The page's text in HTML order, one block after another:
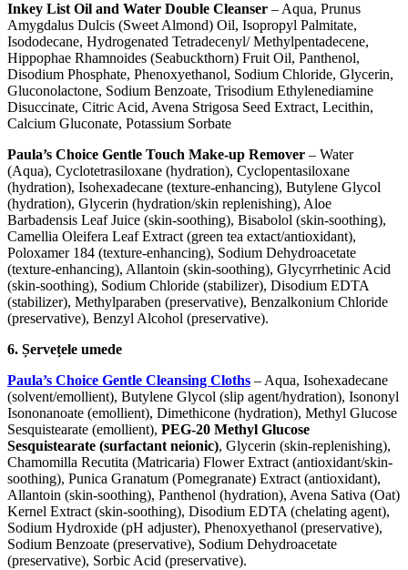
Inkey List Oil and Water Double Cleanser – Aqua, Prunus
Amygdalus Dulcis (Sweet Almond) Oil, Isopropyl Palmitate,
Isododecane, Hydrogenated Tetradecenyl/ Methylpentadecene,
Hippophae Rhamnoides (Seabuckthorn) Fruit Oil, Panthenol,
Disodium Phosphate, Phenoxyethanol, Sodium Chloride, Glycerin,
Gluconolactone, Sodium Benzoate, Trisodium Ethylenediamine
Disuccinate, Citric Acid, Avena Strigosa Seed Extract, Lecithin,
Calcium Gluconate, Potassium Sorbate
Paula’s Choice Gentle Touch Make-up Remover – Water
(Aqua), Cyclotetrasiloxane (hydration), Cyclopentasiloxane
(hydration), Isohexadecane (texture-enhancing), Butylene Glycol
(hydration), Glycerin (hydration/skin replenishing), Aloe
Barbadensis Leaf Juice (skin-soothing), Bisabolol (skin-soothing),
Camellia Oleifera Leaf Extract (green tea extact/antioxidant),
Poloxamer 184 (texture-enhancing), Sodium Dehydroacetate
(texture-enhancing), Allantoin (skin-soothing), Glycyrrhetinic Acid
(skin-soothing), Sodium Chloride (stabilizer), Disodium EDTA
(stabilizer), Methylparaben (preservative), Benzalkonium Chloride
(preservative), Benzyl Alcohol (preservative).
6. Șervețele umede
Paula’s Choice Gentle Cleansing Cloths – Aqua, Isohexadecane
(solvent/emollient), Butylene Glycol (slip agent/hydration), Isononyl
Isononanoate (emollient), Dimethicone (hydration), Methyl Glucose
Sesquistearate (emollient), PEG-20 Methyl Glucose
Sesquistearate (surfactant neionic), Glycerin (skin-replenishing),
Chamomilla Recutita (Matricaria) Flower Extract (antioxidant/skin-
soothing), Punica Granatum (Pomegranate) Extract (antioxidant),
Allantoin (skin-soothing), Panthenol (hydration), Avena Sativa (Oat)
Kernel Extract (skin-soothing), Disodium EDTA (chelating agent),
Sodium Hydroxide (pH adjuster), Phenoxyethanol (preservative),
Sodium Benzoate (preservative), Sodium Dehydroacetate
(preservative), Sorbic Acid (preservative).